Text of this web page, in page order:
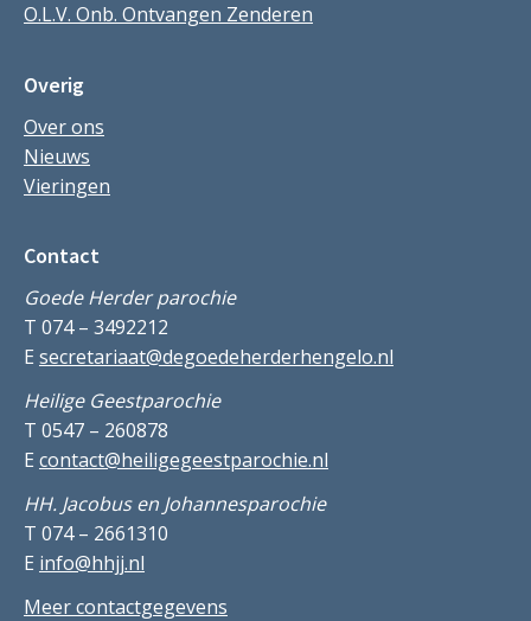
O.L.V. Onb. Ontvangen Zenderen
Overig
Over ons
Nieuws
Vieringen
Contact
Goede Herder parochie
T 074 – 3492212
E secretariaat@degoedeherderhengelo.nl
Heilige Geestparochie
T 0547 – 260878
E contact@heiligegeestparochie.nl
HH. Jacobus en Johannesparochie
T 074 – 2661310
E info@hhjj.nl
Meer contactgegevens